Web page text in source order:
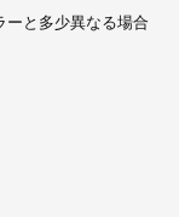
と多少異なる場合